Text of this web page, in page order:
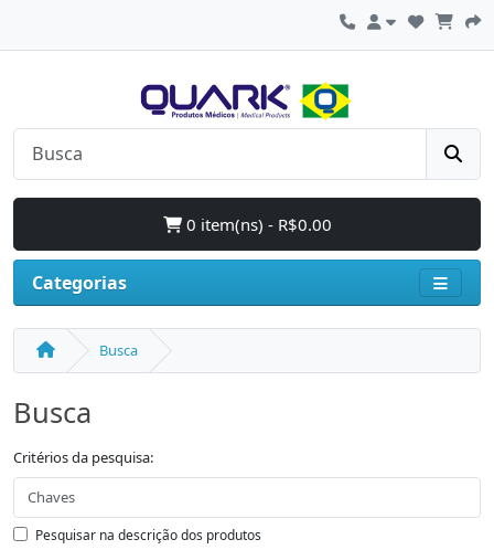
0 item(ns) - R$0.00
Categorias
Busca
Busca
Critérios da pesquisa:
Pesquisar na descrição dos produtos